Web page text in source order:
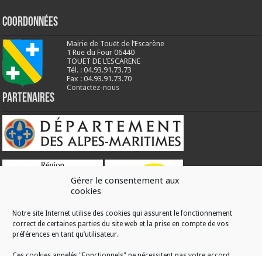
Gérer le consentement aux
cookies
Notre site Internet utilise des cookies qui assurent le fonctionnement
correct de certaines parties du site web et la prise en compte de vos
préférences en tant qu’utilisateur.
Coordonnées
Mairie de Touët de l’Escarène
1 Rue du Four 06440
TOUET DE L’ESCARENE
Tél. : 04.93.91.73.73
Fax : 04.93.91.73.70
Contactez-nous
Partenaires
RÉALISATION